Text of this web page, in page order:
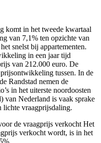
komt in het tweede kwartaal
van 7,1% ten opzichte van
snelst bij appartementen.
in een jaar tijd
van 212.000 euro. De
tussen. In de
Randstad nemen de
in het uiterste noordoosten
van Nederland is vaak sprake
lichte vraagprijsdaling.
de vraagprijs verkocht Het
verkocht wordt, is in het